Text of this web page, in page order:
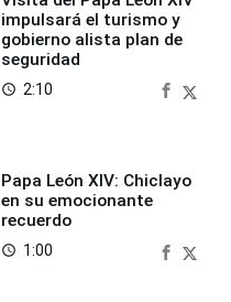
impulsará el turismo y
gobierno alista plan de
seguridad
access_time 2:10
Papa León XIV: Chiclayo
en su emocionante
recuerdo
access_time 1:00